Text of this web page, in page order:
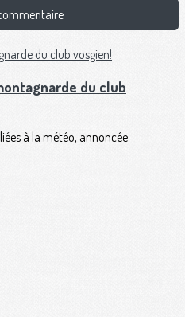
du club
à la météo, annoncée